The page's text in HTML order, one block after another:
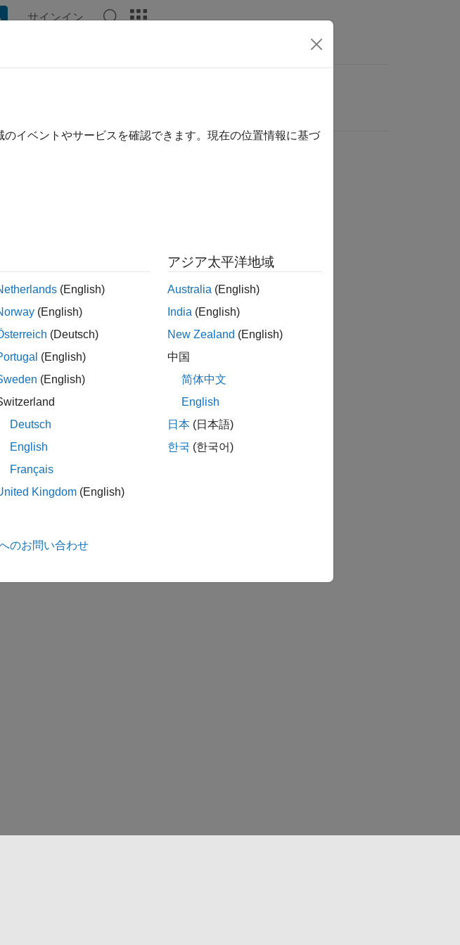
サインイン
イベントやサービスを確認できます。現在の位置情報に基づ
(English)
(English)
(Deutsch)
(English)
(English)
Deutsch
English
Français
Kingdom (English)
アジア太平洋地域
Australia (English)
India (English)
New Zealand (English)
中国
简体中文
English
日本 (日本語)
한국 (한국어)
のお問い合わせ